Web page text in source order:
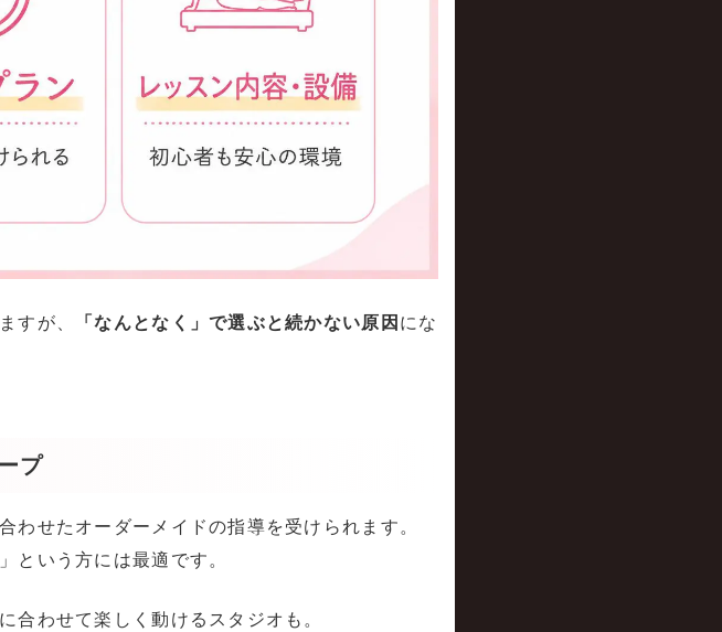
すが、 「なんとなく」で選ぶと続かない原因 にな
プ
わせたオーダーメイドの指導を受けられます。
という方には最適です。
合わせて楽しく動けるスタジオも。